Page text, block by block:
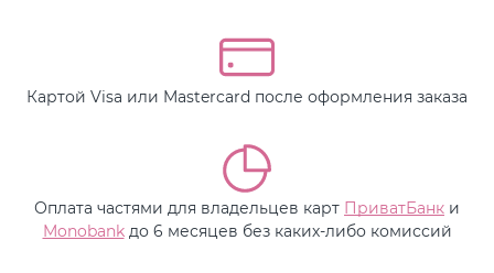
Картой Visa или Mastercard после оформления заказа
Оплата частями для владельцев карт ПриватБанк и
Monobankдо 6 месяцев без каких-либо комиссий